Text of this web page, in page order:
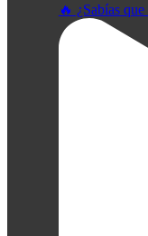
🔥 ¿Sabías